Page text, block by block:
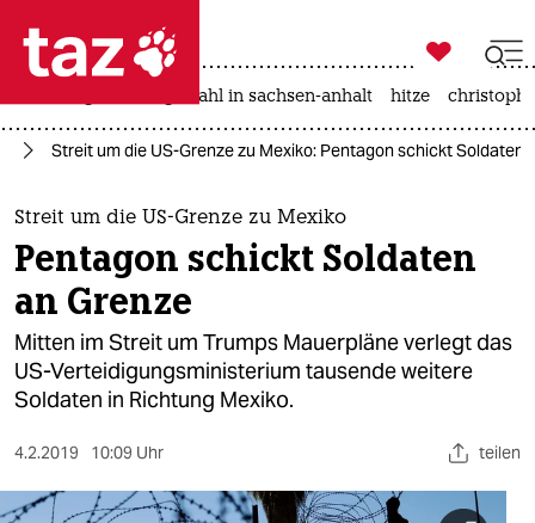
 taz zahl ich
taz zahl ich
themen
politik
öko
gesellschaft
sport

taz zahl ich
landtagswahl in sachsen-anhalt hitze
Streit um die US-Grenze zu Mexiko: Pentagon schickt Soldaten
Streit um die US-Grenze zu Mexiko
Pentagon schickt Soldaten
an Grenze
Mitten im Streit um Trumps Mauerpläne verlegt das
US-Verteidigungsministerium tausende weitere
Soldaten in Richtung Mexiko.
4.2.2019 10:09 Uhr teilen